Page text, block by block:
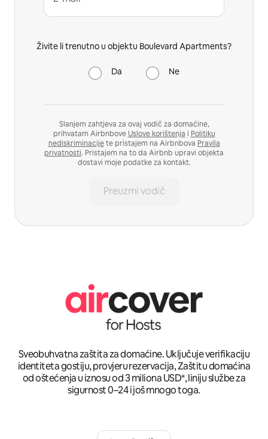
Živite li trenutno u objektu Boulevard Apartments?
Da Ne
Slanjem zahtjeva za ovaj vodič za domaćine,
prihvatam AirbnboveUslove korištenja i Politiku
nediskriminacijete pristajem na Airbnbova Pravila
privatnosti. Pristajem na to da Airbnb upravi objekta
dostavi moje podatke za kontakt.
Preuzmi vodič
Sveobuhvatna zaštita za domaćine. Uključuje verifikaciju
identiteta gostiju, provjeru rezervacija, Zaštitu domaćina
od oštećenja u iznosu od 3 miliona USD*, liniju službe za
sigurnost 0–24 i još mnogo toga.